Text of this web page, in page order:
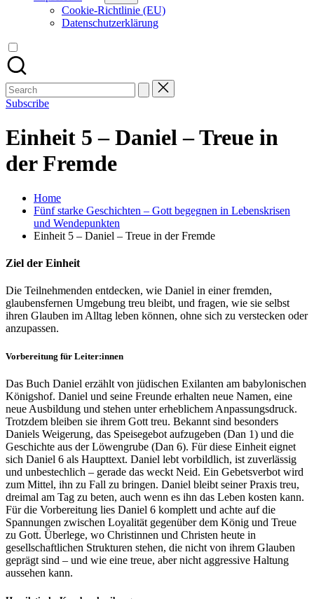
Cookie-Richtlinie (EU)
Datenschutzerklärung
Search
for:
Subscribe
Einheit 5 – Daniel – Treue in
der Fremde
Home
Fünf starke Geschichten – Gott begegnen in Lebenskrisen
und Wendepunkten
Einheit 5 – Daniel – Treue in der Fremde
Ziel der Einheit
Die Teilnehmenden entdecken, wie Daniel in einer fremden,
glaubensfernen Umgebung treu bleibt, und fragen, wie sie selbst
ihren Glauben im Alltag leben können, ohne sich zu verstecken oder
anzupassen.
Vorbereitung für Leiter:innen
Das Buch Daniel erzählt von jüdischen Exilanten am babylonischen
Königshof. Daniel und seine Freunde erhalten neue Namen, eine
neue Ausbildung und stehen unter erheblichem Anpassungsdruck.
Trotzdem bleiben sie ihrem Gott treu. Bekannt sind besonders
Daniels Weigerung, das Speisegebot aufzugeben (Dan 1) und die
Geschichte aus der Löwengrube (Dan 6). Für diese Einheit eignet
sich Daniel 6 als Haupttext. Daniel lebt vorbildlich, ist zuverlässig
und unbestechlich – gerade das weckt Neid. Ein Gebetsverbot wird
zum Mittel, ihn zu Fall zu bringen. Daniel bleibt seiner Praxis treu,
dreimal am Tag zu beten, auch wenn es ihn das Leben kosten kann.
Für die Vorbereitung lies Daniel 6 komplett und achte auf die
Spannungen zwischen Loyalität gegenüber dem König und Treue
zu Gott. Überlege, wo Christinnen und Christen heute in
gesellschaftlichen Strukturen stehen, die nicht von ihrem Glauben
geprägt sind – und wie eine treue, aber nicht aggressive Haltung
aussehen kann.